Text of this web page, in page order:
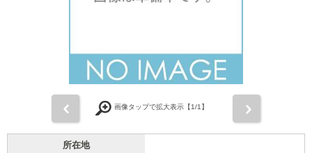
画像タップで拡大表示【1/1】
所在地